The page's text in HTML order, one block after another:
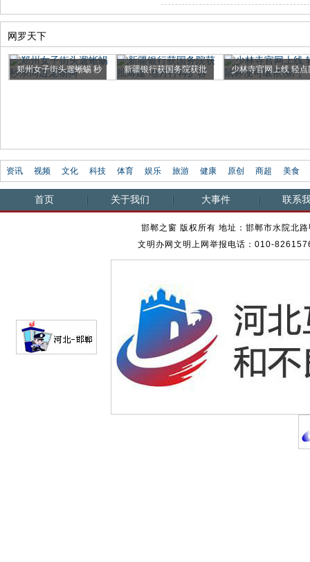
网罗天下
郑州女子街头遛蜥蜴 秒 新疆银行获国务院获批 少林寺官网上线 轻点
资讯 视频 文化 科技 体育 娱乐 旅游 健康 原创 商超 美食
首页 关于我们 大事件 联系
邯郸之窗 版权所有 地址：邯郸市水院北
文明办网文明上网举报电话：010-